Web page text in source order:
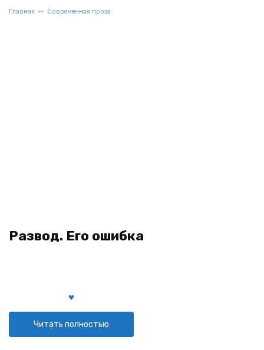
Главная Современная проза
Развод. Его ошибка
Читать полностью